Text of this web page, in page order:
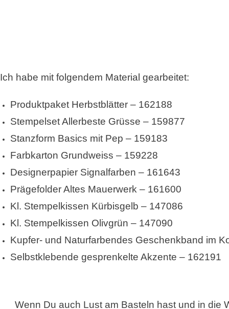
Ich habe mit folgendem Material gearbeitet:
Produktpaket Herbstblätter – 162188
Stempelset Allerbeste Grüsse – 159877
Stanzform Basics mit Pep – 159183
Farbkarton Grundweiss – 159228
Designerpapier Signalfarben – 161643
Prägefolder Altes Mauerwerk – 161600
Kl. Stempelkissen Kürbisgelb – 147086
Kl. Stempelkissen Olivgrün – 147090
Kupfer- und Naturfarbendes Geschenkband im
Selbstklebende gesprenkelte Akzente – 162191
Wenn Du auch Lust am Basteln hast und in die